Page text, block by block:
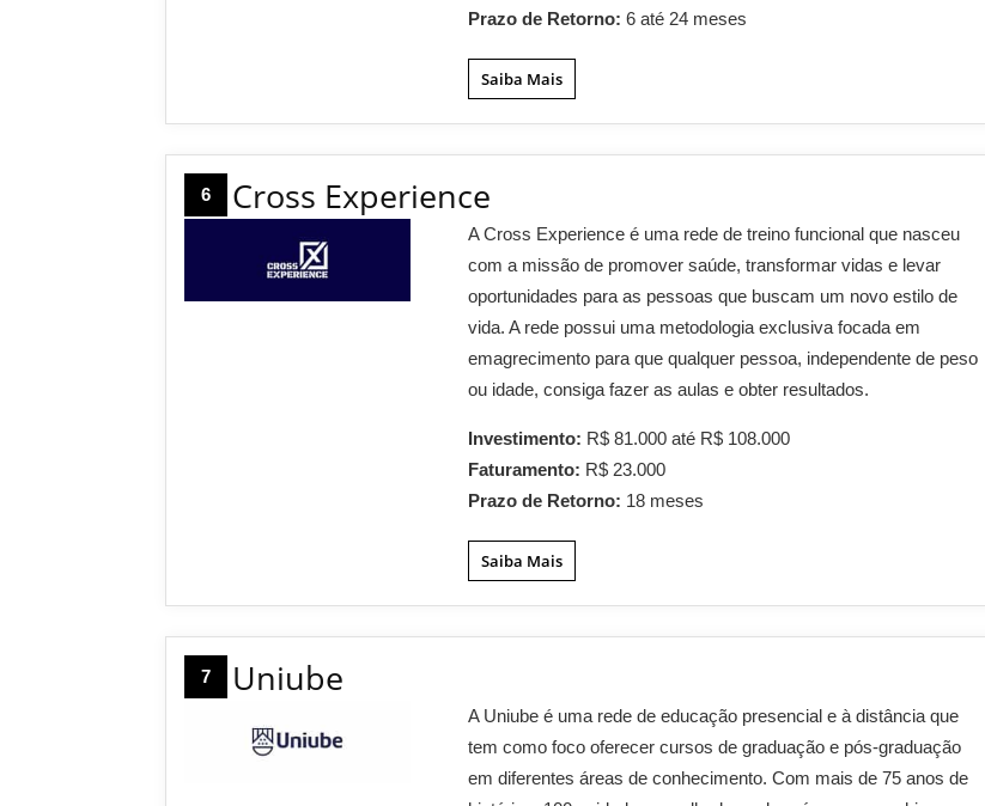
Prazo de Retorno:6 até 24 meses
Saiba Mais
6 Cross Experience
A Cross Experience é uma rede de treino funcional que nasceu
com a missão de promover saúde, transformar vidas e levar
oportunidades para as pessoas que buscam um novo estilo de
vida. A rede possui uma metodologia exclusiva focada em
emagrecimento para que qualquer pessoa, independente de peso
ou idade, consiga fazer as aulas e obter resultados.
Investimento: R$ 81.000 até R$ 108.000
Faturamento: R$ 23.000
Prazo de Retorno: 18 meses
Saiba Mais
7 Uniube
A Uniube é uma rede de educação presencial e à distância que
tem como foco oferecer cursos de graduação e pós-graduação
em diferentes áreas de conhecimento. Com mais de 75 anos de